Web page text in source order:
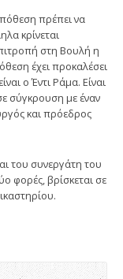
πρέπει να
κρίνεται
στη Βουλή η
έχει προκαλέσει
ο Έντι Ράμα. Είναι
σύγκρουση με έναν
και πρόεδρος
του συνεργάτη του
φορές, βρίσκεται σε